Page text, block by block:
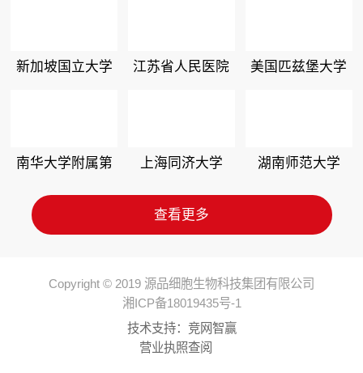
新加坡国立大学 江苏省人民医院 美国匹兹堡大学
南华大学附属第
上海同济大学 湖南师范大学
查看更多
Copyright © 2019 源品细胞生物科技集团有限公司
湘ICP备18019435号-1
技术支持： 竞网智赢
营业执照查阅